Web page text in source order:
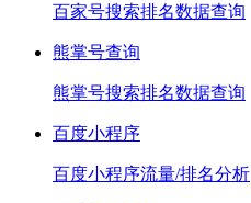
百家号搜索排名数据查询
熊掌号查询
熊掌号搜索排名数据查询
百度小程序
百度小程序流量/排名分析